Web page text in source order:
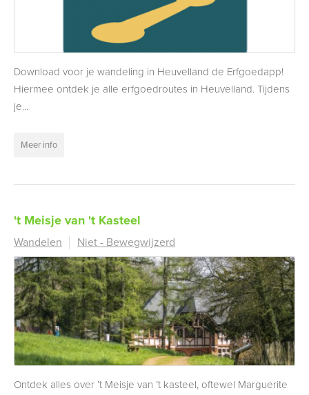
Download voor je wandeling in Heuvelland de Erfgoedapp!
Hiermee ontdek je alle erfgoedroutes in Heuvelland. Tijdens
je...
Meer info
't Meisje van 't Kasteel
Wandelen Niet - Bewegwijzerd
Ontdek alles over ’t Meisje van ’t kasteel, oftewel Marguerite